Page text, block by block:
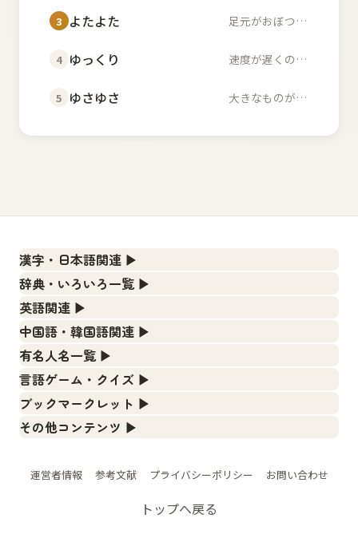
3 よたよた 足元がおぼつかず不安...
4 ゆっくり 速度が遅くのんびりし...
5 ゆさゆさ 大きなものが左右に揺...
漢字・日本語関連 ▶
漢字の読み方検索、手書き入力、書き順練習など、日本語学
習に役立つツールを集めています。
人名漢字辞典 - 読み方検索
手書き漢字入力
漢字の書き方・書き順 書き取り練習帳
ひらがなの書き方・書き順
カタカナの書き方・書き順
辞書
辞典・いろいろ一覧 ▶
部首・画数別の漢字一覧、熟語辞典、地名・駅名検索など、
各種リファレンスツールです。
部首画数別漢字一覧
常用漢字一覧
人名用漢字一覧
画数別なまえ漢字一覧
イメージ・印象から漢字や熟語を探す
画数別名前・地名一覧
英語関連 ▶
カタカナ語・略語の意味検索、発音記号、リスニング練習な
ど英語学習ツールです。
カタカナ語の意味・発音・類語辞典
英語の発音記号一覧
英単語リスニングテスト
英語の意味・発音の違い
略語の正式名称・意味・発音辞典
中国語・韓国語関連 ▶
中国語のピンイン変換、韓国語の手書き入力など、アジア言
語学習ツールです。
手書き中国語入力 変換ツール
ピンイン一覧表
外国語翻訳ツール
有名人名一覧 ▶
海外セレブやスポーツ選手の名前の読み方・発音を確認でき
海外有名人の苗字・名前一覧と発音 🔊
WEリーグ選手名一覧
言語ゲーム・クイズ ▶
四字熟語パズルや漢字クイズなど、楽しみながら学べるゲー
有名人名前読みクイズ（毎日更新）
四字熟語パズルゲーム
ブックマークレット ▶
ブラウザに登録して、どのサイトからでも漢字や英語を検索
漢字読み方検索ブックマークレット
特殊文字・記号検索ブックマークレット
その他コンテンツ ▶
トレンドワード・イメージギャラリー
運営者情報 参考文献 プライバシーポリシー お問い合わせ
トップへ戻る